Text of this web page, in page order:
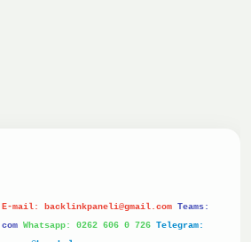
E-mail: backlinkpaneli@gmail.com Teams:
Whatsapp: 0262 606 0 726 Telegram: